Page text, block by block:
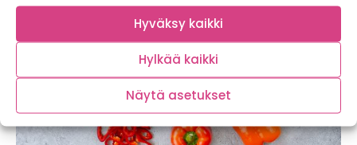
Hyväksy kaikki
Hylkää kaikki
Näytä asetukset